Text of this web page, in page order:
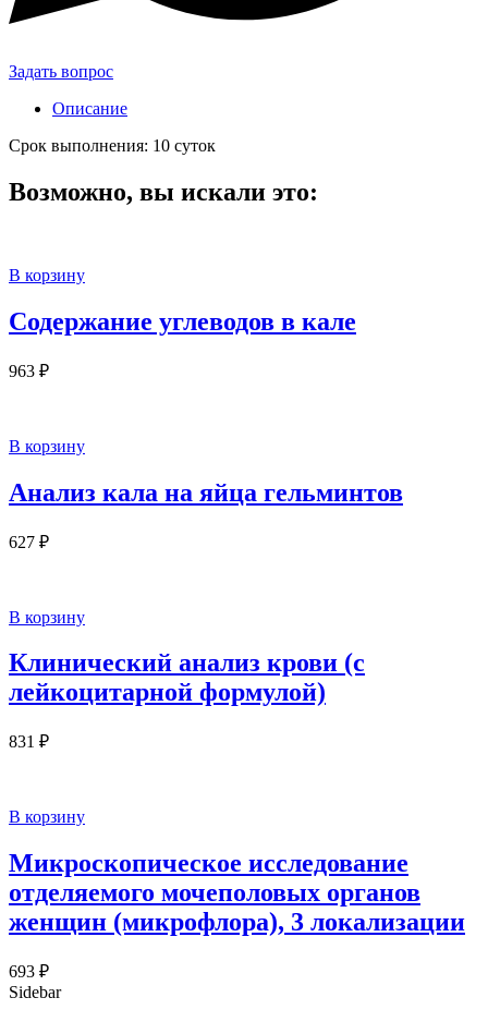
Задать вопрос
Описание
Срок выполнения: 10 суток
Возможно, вы искали это:
В корзину
Содержание углеводов в кале
963 ₽
В корзину
Анализ кала на яйца гельминтов
627 ₽
В корзину
Клинический анализ крови (c
лейкоцитарной формулой)
831 ₽
В корзину
Микроскопическое исследование
отделяемого мочеполовых органов
женщин (микрофлора), 3 локализации
693 ₽
Sidebar